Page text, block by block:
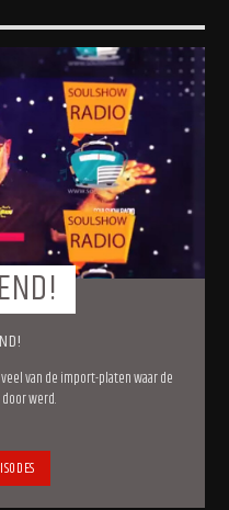
van de import-platen waar de
werd.